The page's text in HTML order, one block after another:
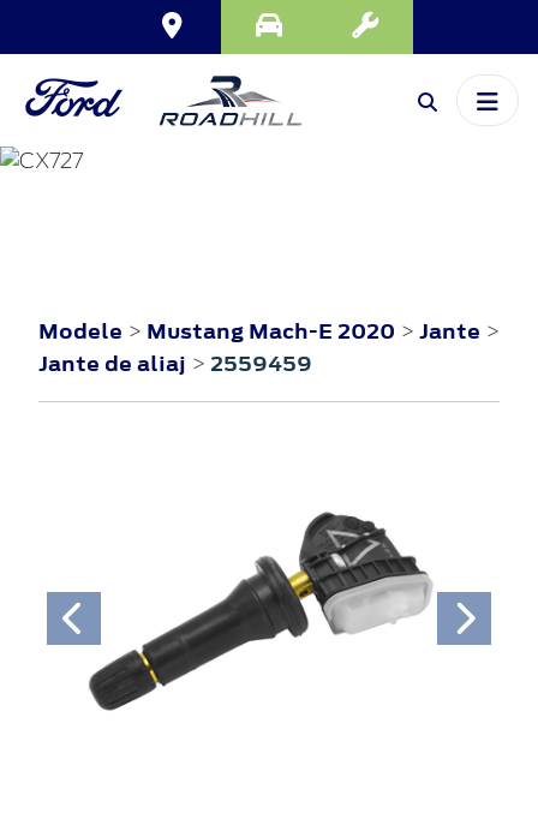
Modele > Mustang Mach-E 2020 > Jante >
Jante de aliaj > 2559459